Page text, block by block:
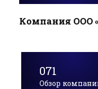
Компания ООО
071
Обзор